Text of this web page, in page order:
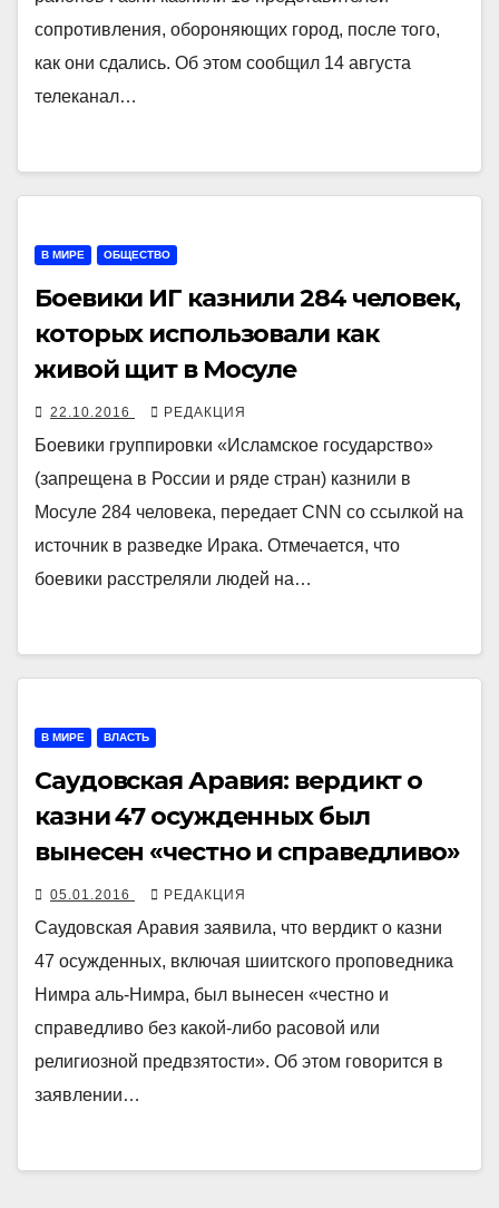
сопротивления, обороняющих город, после того,
как они сдались. Об этом сообщил 14 августа
телеканал…
В МИРЕ ОБЩЕСТВО
Боевики ИГ казнили 284 человек,
которых использовали как
живой щит в Мосуле
22.10.2016 РЕДАКЦИЯ
Боевики группировки «Исламское государство»
(запрещена в России и ряде стран) казнили в
Мосуле 284 человека, передает CNN со ссылкой на
источник в разведке Ирака. Отмечается, что
боевики расстреляли людей на…
В МИРЕ ВЛАСТЬ
Саудовская Аравия: вердикт о
казни 47 осужденных был
вынесен «честно и справедливо»
05.01.2016 РЕДАКЦИЯ
Саудовская Аравия заявила, что вердикт о казни
47 осужденных, включая шиитского проповедника
Нимра аль-Нимра, был вынесен «честно и
справедливо без какой-либо расовой или
религиозной предвзятости». Об этом говорится в
заявлении…